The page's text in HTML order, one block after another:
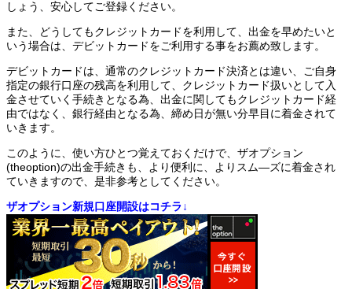
しょう、安心してご登録ください。
また、どうしてもクレジットカードを利用して、出金を早めたいと
いう場合は、デビットカードをご利用する事をお薦め致します。
デビットカードは、通常のクレジットカード決済とは違い、ご自身
指定の銀行口座の残高を利用して、クレジットカード扱いとして入
金させていく手続きとなる為、出金に関してもクレジットカード経
由ではなく、銀行経由となる為、締め日が無い分早目に着金されて
いきます。
このように、使い方ひとつ覚えておくだけで、ザオプション
(theoption)の出金手続きも、より便利に、よりスム―ズに着金され
ていきますので、是非参考としてください。
ザオプション新規口座開設はコチラ↓